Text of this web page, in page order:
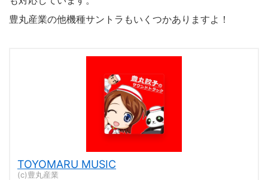
豊丸産業の他機種サントラもいくつかありますよ！
TOYOMARU MUSIC
(c)豊丸産業